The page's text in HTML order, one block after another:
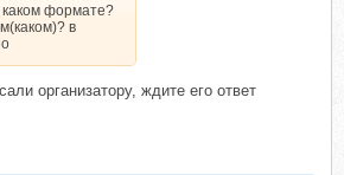
каком формате?
в
организатору, ждите его ответ